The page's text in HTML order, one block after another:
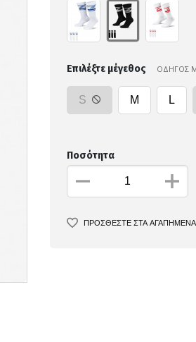
Επιλέξτε μέγεθος ΟΔΗΓΟΣ
S M L
Ποσότητα
ΠΡΟΣΘΕΣΤΕ ΣΤΑ ΑΓΑΠΗΜΕΝΑ